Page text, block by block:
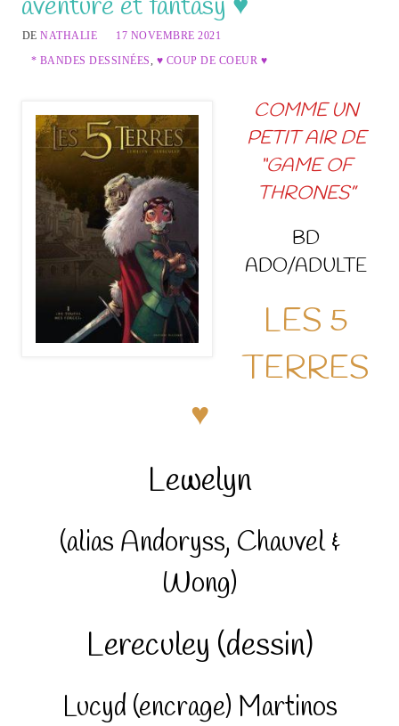
DENATHALIE
17 NOVEMBRE 2021
* BANDES DESSINÉES, ♥ COUP DE COEUR ♥
COMME UN
PETIT AIR DE
“GAME OF
THRONES”
BD
ADO/ADULTE
LES 5
TERRES
♥
Lewelyn
(alias Andoryss, Chauvel &
Wong)
Lereculey (dessin)
Lucyd (encrage) Martinos